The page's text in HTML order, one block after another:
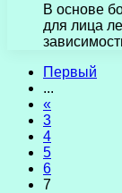
В основе
для лица
Первый
...
«
3
4
5
6
7